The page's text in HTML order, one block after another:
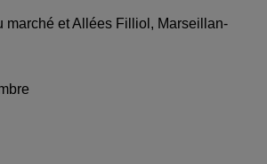
marché et Allées Filliol, Marseillan-